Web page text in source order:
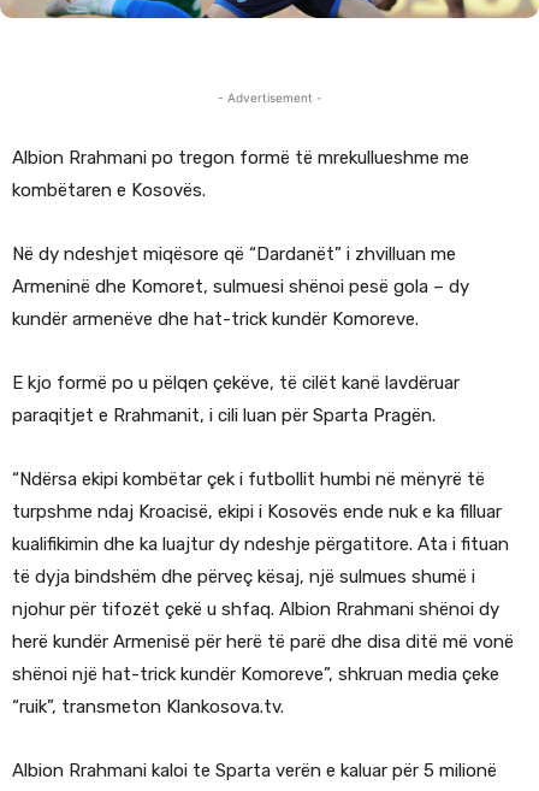
- Advertisement -
Albion Rrahmani po tregon formë të mrekullueshme me
kombëtaren e Kosovës.
Në dy ndeshjet miqësore që “Dardanët” i zhvilluan me
Armeninë dhe Komoret, sulmuesi shënoi pesë gola – dy
kundër armenëve dhe hat-trick kundër Komoreve.
E kjo formë po u pëlqen çekëve, të cilët kanë lavdëruar
paraqitjet e Rrahmanit, i cili luan për Sparta Pragën.
“Ndërsa ekipi kombëtar çek i futbollit humbi në mënyrë të
turpshme ndaj Kroacisë, ekipi i Kosovës ende nuk e ka filluar
kualifikimin dhe ka luajtur dy ndeshje përgatitore. Ata i fituan
të dyja bindshëm dhe përveç kësaj, një sulmues shumë i
njohur për tifozët çekë u shfaq. Albion Rrahmani shënoi dy
herë kundër Armenisë për herë të parë dhe disa ditë më vonë
shënoi një hat-trick kundër Komoreve”, shkruan media çeke
“ruik”, transmeton Klankosova.tv.
Albion Rrahmani kaloi te Sparta verën e kaluar për 5 milionë